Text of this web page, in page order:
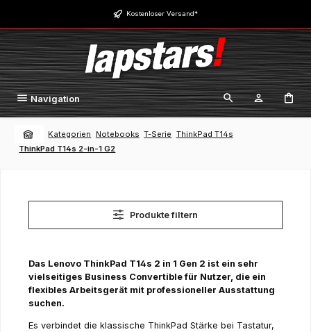
Zum Hauptinhalt springen Kostenloser Versand*
Navigation
Kategorien Notebooks T-Serie ThinkPad T14s
ThinkPad T14s 2-in-1 G2
Produkte filtern
Das Lenovo ThinkPad T14s 2 in 1 Gen 2 ist ein sehr
vielseitiges Business Convertible für Nutzer, die ein
flexibles Arbeitsgerät mit professioneller Ausstattung
suchen.
Es verbindet die klassische ThinkPad Stärke bei Tastatur,